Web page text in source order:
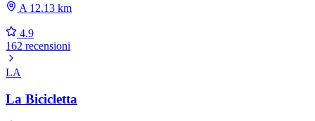
A 12.13 km
4.9
162 recensioni
LA
La Bicicletta